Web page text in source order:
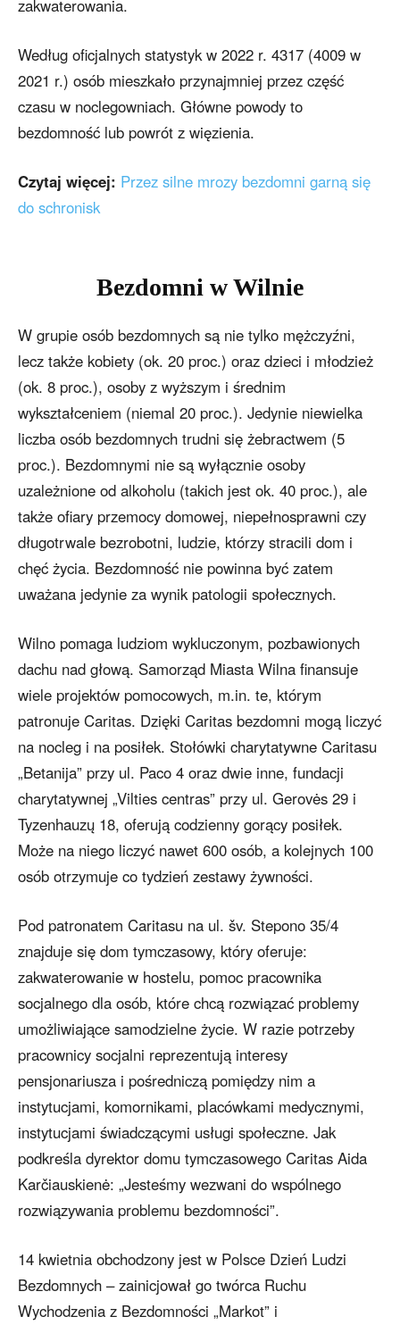
zakwaterowania.
Według oficjalnych statystyk w 2022 r. 4317 (4009 w
2021 r.) osób mieszkało przynajmniej przez część
czasu w noclegowniach. Główne powody to
bezdomność lub powrót z więzienia.
Czytaj więcej: Przez silne mrozy bezdomni garną się
do schronisk
Bezdomni w Wilnie
W grupie osób bezdomnych są nie tylko mężczyźni,
lecz także kobiety (ok. 20 proc.) oraz dzieci i młodzież
(ok. 8 proc.), osoby z wyższym i średnim
wykształceniem (niemal 20 proc.). Jedynie niewielka
liczba osób bezdomnych trudni się żebractwem (5
proc.). Bezdomnymi nie są wyłącznie osoby
uzależnione od alkoholu (takich jest ok. 40 proc.), ale
także ofiary przemocy domowej, niepełnosprawni czy
długotrwale bezrobotni, ludzie, którzy stracili dom i
chęć życia. Bezdomność nie powinna być zatem
uważana jedynie za wynik patologii społecznych.
Wilno pomaga ludziom wykluczonym, pozbawionych
dachu nad głową. Samorząd Miasta Wilna finansuje
wiele projektów pomocowych, m.in. te, którym
patronuje Caritas. Dzięki Caritas bezdomni mogą liczyć
na nocleg i na posiłek. Stołówki charytatywne Caritasu
„Betanija” przy ul. Paco 4 oraz dwie inne, fundacji
charytatywnej „Vilties centras” przy ul. Gerovės 29 i
Tyzenhauzų 18, oferują codzienny gorący posiłek.
Może na niego liczyć nawet 600 osób, a kolejnych 100
osób otrzymuje co tydzień zestawy żywności.
Pod patronatem Caritasu na ul. šv. Stepono 35/4
znajduje się dom tymczasowy, który oferuje:
zakwaterowanie w hostelu, pomoc pracownika
socjalnego dla osób, które chcą rozwiązać problemy
umożliwiające samodzielne życie. W razie potrzeby
pracownicy socjalni reprezentują interesy
pensjonariusza i pośredniczą pomiędzy nim a
instytucjami, komornikami, placówkami medycznymi,
instytucjami świadczącymi usługi społeczne. Jak
podkreśla dyrektor domu tymczasowego Caritas Aida
Karčiauskienė: „Jesteśmy wezwani do wspólnego
rozwiązywania problemu bezdomności”.
14 kwietnia obchodzony jest w Polsce Dzień Ludzi
Bezdomnych – zainicjował go twórca Ruchu
Wychodzenia z Bezdomności „Markot” i